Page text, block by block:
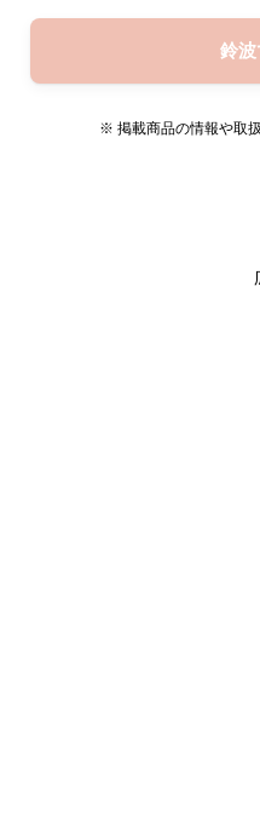
鈴波
※ 掲載商品の情報や取